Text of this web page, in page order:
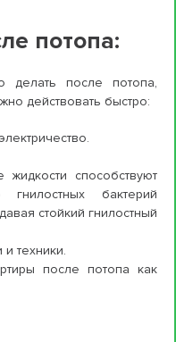
потопа:
делать после потопа,
действовать быстро:
способствуют
бактерий
стойкий гнилостный
техники.
после потопа как